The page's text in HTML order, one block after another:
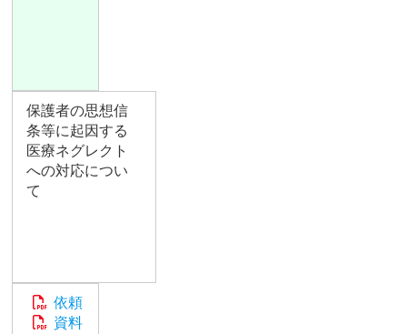
保護者の思想信
条等に起因する
医療ネグレクト
への対応につい
て
依頼
資料